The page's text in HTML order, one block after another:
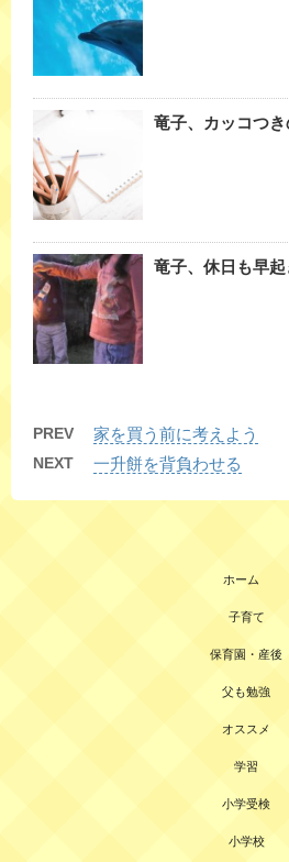
竜子、カッコつ
竜子、休日も早
PREV 家を買う前に考えよう
NEXT 一升餅を背負わせる
ホーム
子育て
保育園・産後
父も勉強
オススメ
学習
小学受検
小学校